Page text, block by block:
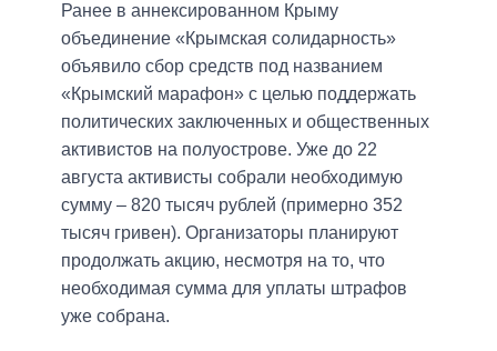
Ранее в аннексированном Крыму
объединение «Крымская солидарность»
объявило сбор средств под названием
«Крымский марафон» с целью поддержать
политических заключенных и общественных
активистов на полуострове. Уже до 22
августа активисты собрали необходимую
сумму – 820 тысяч рублей (примерно 352
тысяч гривен). Организаторы планируют
продолжать акцию, несмотря на то, что
необходимая сумма для уплаты штрафов
уже собрана.